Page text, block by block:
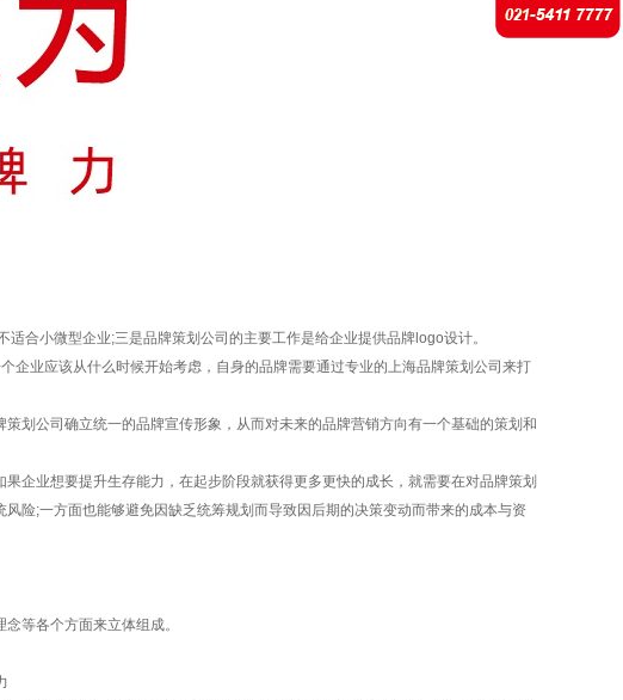
小微型企业;三是品牌策划公司的主要工作是给企业提供品牌logo设计。
业应该从什么时候开始考虑，自身的品牌需要通过专业的上海品牌策划公司来打
公司确立统一的品牌宣传形象，从而对未来的品牌营销方向有一个基础的策划和
业想要提升生存能力，在起步阶段就获得更多更快的成长，就需要在对品牌策划
险;一方面也能够避免因缺乏统筹规划而导致因后期的决策变动而带来的成本与资
等各个方面来立体组成。